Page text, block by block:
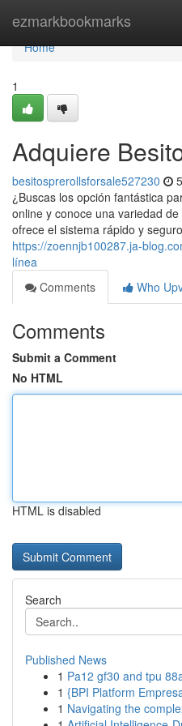
ezmarkbookmarks
Home
Home
1
Adquiere
besitosprerollsforsale527230
¿Buscas los opción fantástica
online y conoce una variedad
ofrece el sistema rápido y
https://zoennjb100287.ja-
línea
Comments
Who
Comments
Submit a Comment
No HTML
HTML is disabled
Search
Published News
1 Pa12 gf30 and tpu
1 {BPI Platform
1 Navigating the